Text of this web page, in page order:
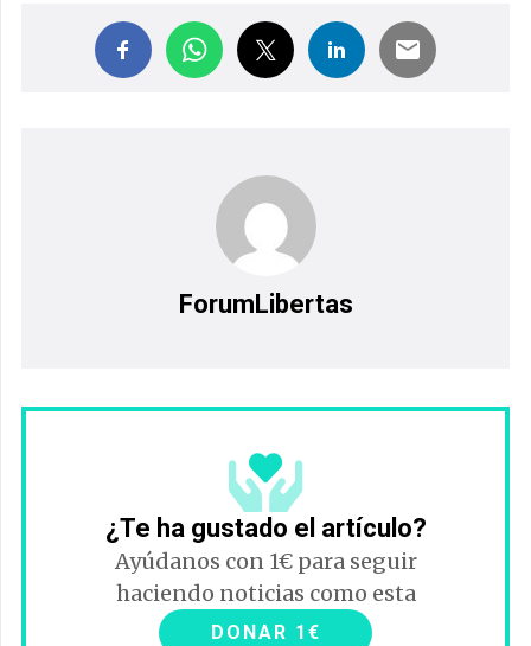
ForumLibertas
¿Te ha gustado el artículo?
Ayúdanos con 1€ para seguir
haciendo noticias como esta
DONAR 1€